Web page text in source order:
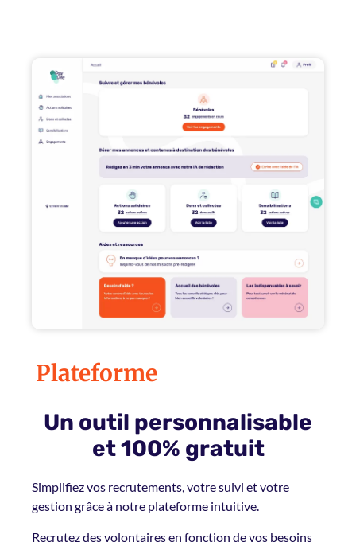
Plateforme
Un outil personnalisable
et 100% gratuit
Simplifiez vos recrutements, votre suivi et votre
gestion grâce à notre plateforme intuitive.
Recrutez des volontaires en fonction de vos besoins